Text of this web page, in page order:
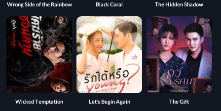
The Hidden Shadow
Black Coral
Wrong Side of the Rainbow
The Gift
Let's Begin Again
Wicked Temptation